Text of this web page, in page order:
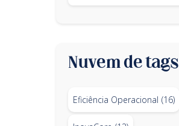
Nuvem de tags
Eficiência Operacional (16)